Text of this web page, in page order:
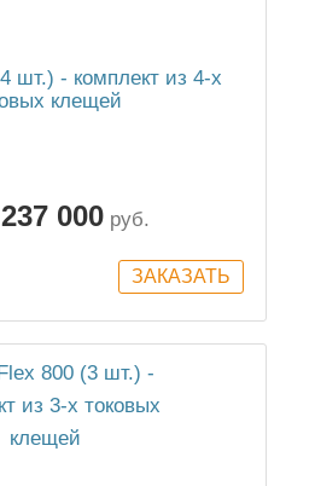
шт.) - комплект из 4-х
клещей
237 000 руб.